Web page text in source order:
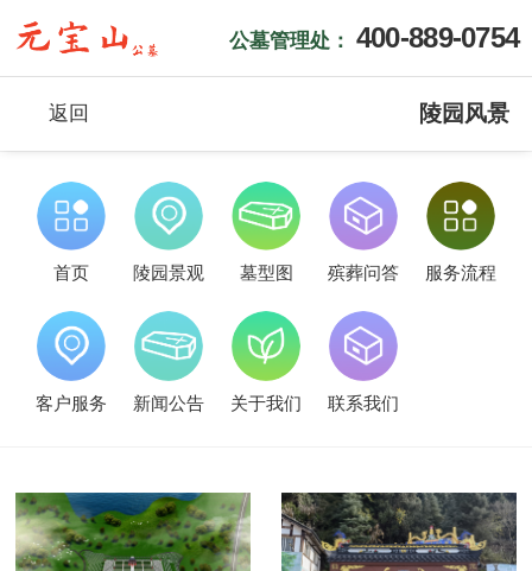
公墓管理处： 400-889-0754
返回 陵园风景
首页 陵园景观 墓型图 殡葬问答 服务流程
客户服务 新闻公告 关于我们 联系我们